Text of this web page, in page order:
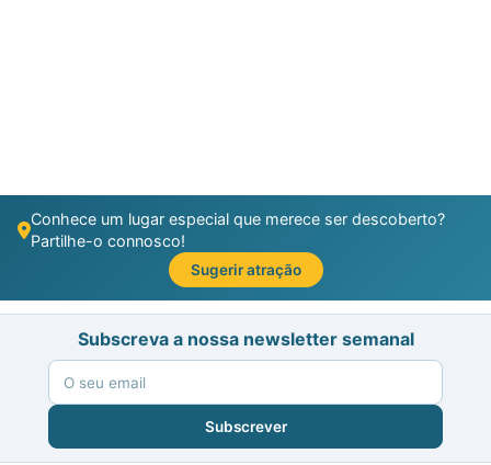
Conhece um lugar especial que merece ser descoberto?
Partilhe-o connosco!
Sugerir atração
Subscreva a nossa newsletter semanal
Subscrever